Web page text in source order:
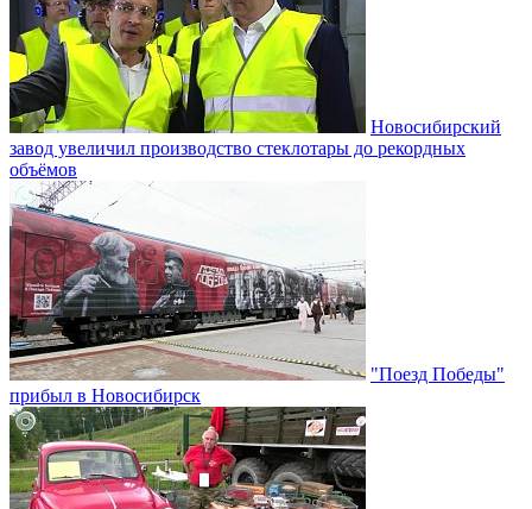
Новосибирский
завод увеличил производство стеклотары до рекордных
объёмов
"Поезд Победы"
прибыл в Новосибирск